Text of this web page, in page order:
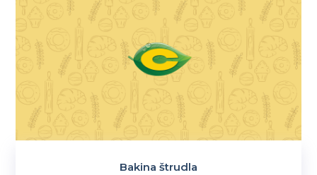
Bakina štrudla